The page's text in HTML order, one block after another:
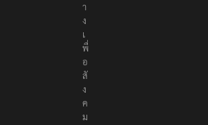
า
ง
เ
พื่
อ
สั
ง
ค
ม